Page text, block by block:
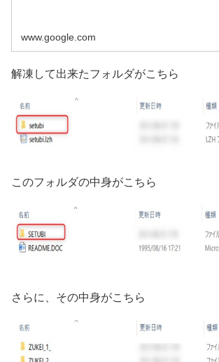
www.google.com
解凍して出来たフォルダがこちら
このフォルダの中身がこちら
さらに、その中身がこちら